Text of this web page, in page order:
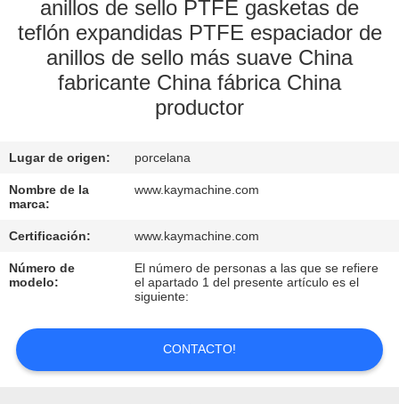
CONTROL
CALIDAD
CONTACTO
NOTICIAS
SOLICITAR
UNA
COTIZACIÓN
MAPA
anillos de sello PTFE gasketas de
teflón expandidas PTFE espaciador de
anillos de sello más suave China
fabricante China fábrica China
productor
Lugar de origen: porcelana
Nombre de la
marca:
www.kaymachine.com
Certificación: www.kaymachine.com
Número de
modelo:
El número de personas a las que se refiere
el apartado 1 del presente artículo es el
siguiente:
CONTACTO!